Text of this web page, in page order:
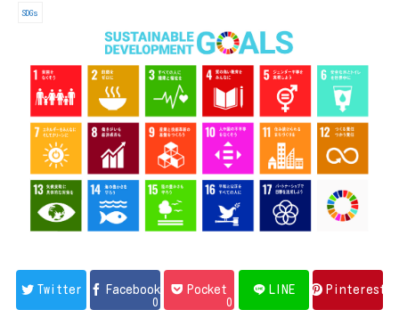
SDGs
Twitter Facebook
0
Pocket
0
LINE Pinterest